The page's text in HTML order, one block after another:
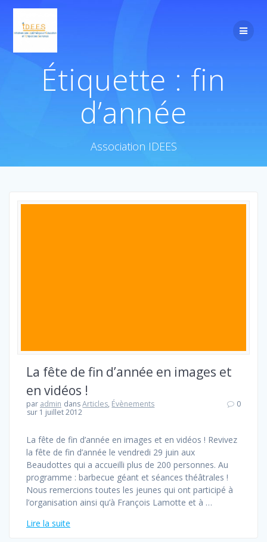
Étiquette : fin
d’année
Association IDEES
La fête de fin d’année en images et
en vidéos !
par admin dansArticles, Évènements
sur 1 juillet 2012
0
La fête de fin d’année en images et en vidéos ! Revivez
la fête de fin d’année le vendredi 29 juin aux
Beaudottes qui a accueilli plus de 200 personnes. Au
programme : barbecue géant et séances théâtrales !
Nous remercions toutes les jeunes qui ont participé à
l’organisation ainsi qu’à François Lamotte et à …
Lire la suite